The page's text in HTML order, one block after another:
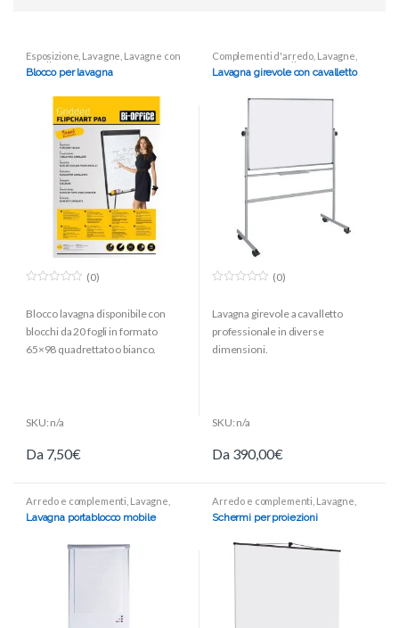
Esposizione Lavagne Lavagne con
cavalletto
Blocco per lavagna
u
o
f
5
(0)
Blocco lavagna disponibile con
blocchi da 20 fogli in formato
65×98 quadrettato o bianco.
SKU: n/a
Da 7,50€
Complementi d'arredo Lavagne
Lavagne con cavalletto
Lavagna girevole con cavalletto
u
o
5
(0)
Lavagna girevole a cavalletto
professionale in diverse
dimensioni.
SKU: n/a
Da 390,00€
Arredo e complementi Lavagne
Lavagne con cavalletto
Lavagna portablocco mobile
Arredo e complementi Lavagne
Lavagne con cavalletto
,Lavagne da
muro
Schermi per proiezioni